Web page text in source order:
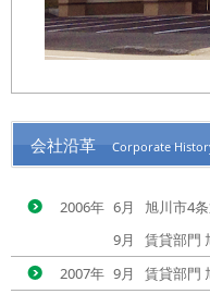
会社沿革 Corporate
2006年 6月
旭川市4
9月
賃貸部門
2007年 9月
賃貸部門